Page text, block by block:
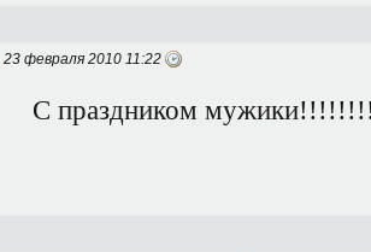
23 февраля 2010 11:22
С праздником